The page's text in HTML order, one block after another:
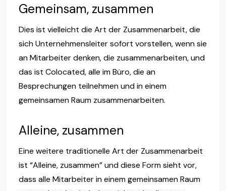
Gemeinsam, zusammen
Dies ist vielleicht die Art der Zusammenarbeit, die
sich Unternehmensleiter sofort vorstellen, wenn sie
an Mitarbeiter denken, die zusammenarbeiten, und
das ist Colocated, alle im Büro, die an
Besprechungen teilnehmen und in einem
gemeinsamen Raum zusammenarbeiten.
Alleine, zusammen
Eine weitere traditionelle Art der Zusammenarbeit
ist “Alleine, zusammen” und diese Form sieht vor,
dass alle Mitarbeiter in einem gemeinsamen Raum